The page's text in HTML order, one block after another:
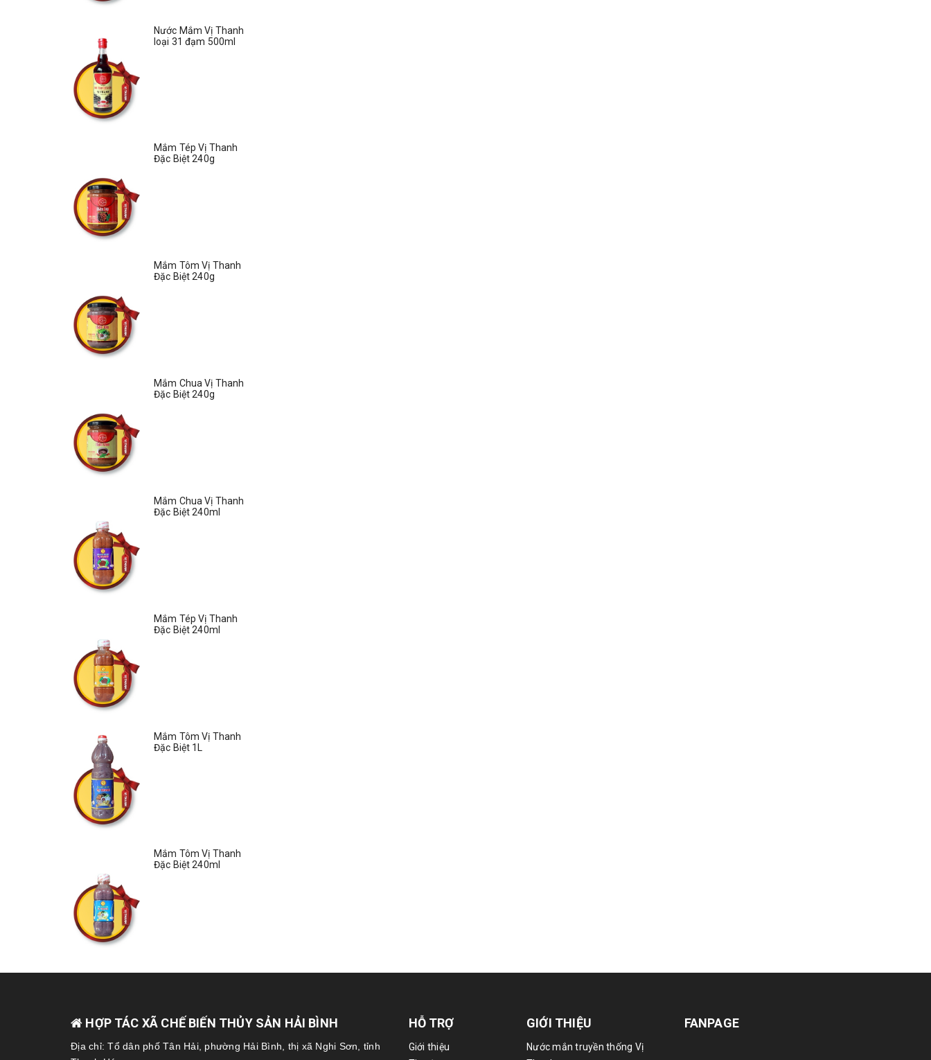
Nước Mắm Vị Thanh
loại 31 đạm 500ml
Mắm Tép Vị Thanh
Đặc Biệt 240g
Mắm Tôm Vị Thanh
Đặc Biệt 240g
Mắm Chua Vị Thanh
Đặc Biệt 240g
Mắm Chua Vị Thanh
Đặc Biệt 240ml
Mắm Tép Vị Thanh
Đặc Biệt 240ml
Mắm Tôm Vị Thanh
Đặc Biệt 1L
Mắm Tôm Vị Thanh
Đặc Biệt 240ml
HỢP TÁC XÃ CHẾ BIẾN THỦY SẢN HẢI BÌNH
Địa chỉ: Tổ dân phố Tân Hải, phường Hải Bình, thị xã Nghi Sơn, tỉnh
HỖ TRỢ
Giới thiệu
GIỚI THIỆU
Nước mắn truyền thống Vị
FANPAGE